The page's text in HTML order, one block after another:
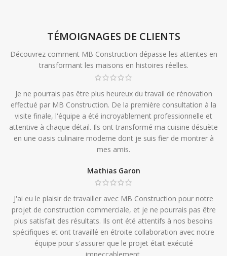
TÉMOIGNAGES DE CLIENTS
Découvrez comment MB Construction dépasse les attentes en
transformant les maisons en histoires réelles.
Je ne pourrais pas être plus heureux du travail de rénovation
effectué par MB Construction. De la première consultation à la
visite finale, l'équipe a été incroyablement professionnelle et
attentive à chaque détail. Ils ont transformé ma cuisine désuète
en une oasis culinaire moderne dont je suis fier de montrer à
mes amis.
Mathias Garon
J'ai eu le plaisir de travailler avec MB Construction pour notre
projet de construction commerciale, et je ne pourrais pas être
plus satisfait des résultats. Ils ont été attentifs à nos besoins
spécifiques et ont travaillé en étroite collaboration avec notre
équipe pour s'assurer que le projet était exécuté